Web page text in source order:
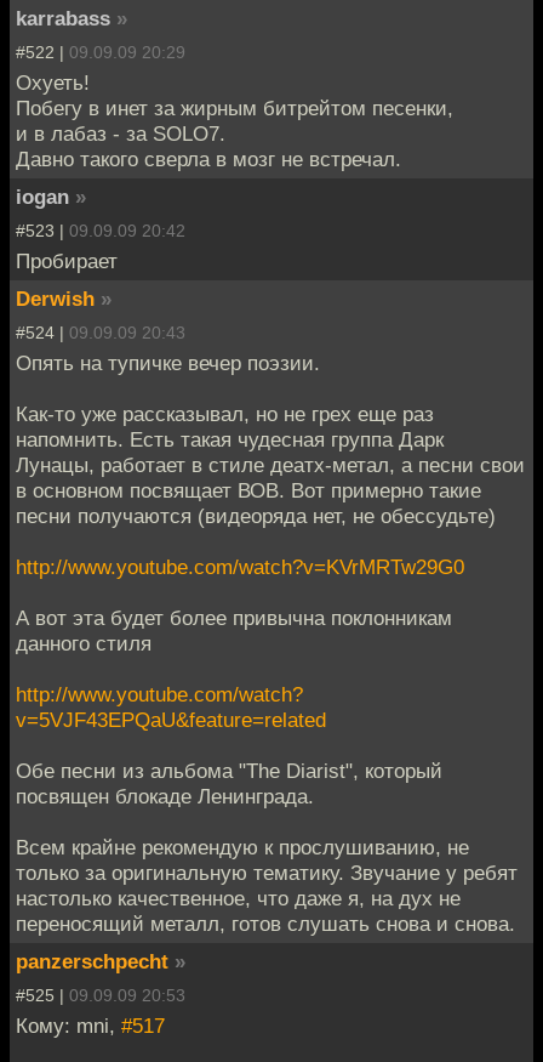
karrabass »
#522 | 09.09.09 20:29
Охуеть!
Побегу в инет за жирным битрейтом песенки,
и в лабаз - за SOLO7.
Давно такого сверла в мозг не встречал.
iogan »
#523 | 09.09.09 20:42
Пробирает
Derwish »
#524 | 09.09.09 20:43
Опять на тупичке вечер поэзии.
Как-то уже рассказывал, но не грех еще раз
напомнить. Есть такая чудесная группа Дарк
Лунацы, работает в стиле деатх-метал, а песни свои
в основном посвящает ВОВ. Вот примерно такие
песни получаются (видеоряда нет, не обессудьте)
http://www.youtube.com/watch?v=KVrMRTw29G0
А вот эта будет более привычна поклонникам
данного стиля
http://www.youtube.com/watch?
v=5VJF43EPQaU&feature=related
Обе песни из альбома "The Diarist", который
посвящен блокаде Ленинграда.
Всем крайне рекомендую к прослушиванию, не
только за оригинальную тематику. Звучание у ребят
настолько качественное, что даже я, на дух не
переносящий металл, готов слушать снова и снова.
panzerschpecht »
#525 | 09.09.09 20:53
Кому: mni, #517